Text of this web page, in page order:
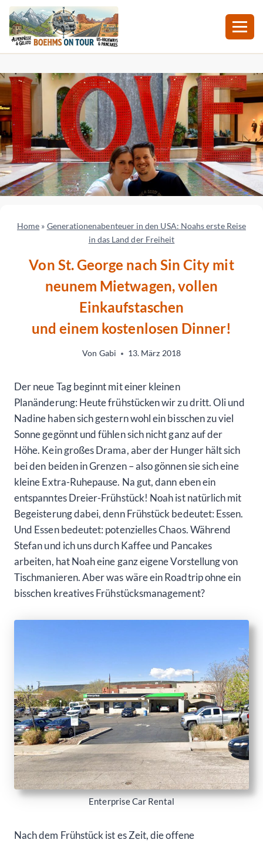
Inhalt
springen
Home » Generationenabenteuer in den USA: Noahs erste Reise
in das Land der Freiheit
Von St. George nach Sin City mit
neunem Mietwagen, vollen
Einkaufstaschen
und einem kostenlosen Dinner!
Von Gabi 13. März 2018
Der neue Tag beginnt mit einer kleinen
Planänderung: Heute frühstücken wir zu dritt. Oli und
Nadine haben sich gestern wohl ein bisschen zu viel
Sonne gegönnt und fühlen sich nicht ganz auf der
Höhe. Kein großes Drama, aber der Hunger hält sich
bei den beiden in Grenzen – also gönnen sie sich eine
kleine Extra-Ruhepause. Na gut, dann eben ein
entspanntes Dreier-Frühstück! Noah ist natürlich mit
Begeisterung dabei, denn Frühstück bedeutet: Essen.
Und Essen bedeutet: potenzielles Chaos. Während
Stefan und ich uns durch Kaffee und Pancakes
arbeiten, hat Noah eine ganz eigene Vorstellung von
Tischmanieren. Aber was wäre ein Roadtrip ohne ein
bisschen kreatives Frühstücksmanagement?
Enterprise Car Rental
Nach dem Frühstück ist es Zeit, die offene